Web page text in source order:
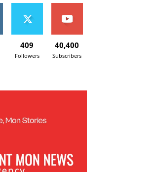
409
Followers
40,400
Subscribers